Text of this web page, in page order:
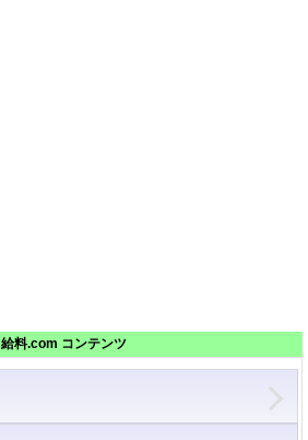
給料.com コンテンツ